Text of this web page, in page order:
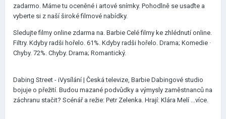
zadarmo. Máme tu oceněné i artové snímky. Pohodlně se usaďte a
vyberte si z naší široké filmové nabídky.
Sledujte filmy online zdarma na. Barbie Celé filmy ke zhlédnutí online.
Filtry. Kdyby radši hořelo. 61%. Kdyby radši hořelo. Drama; Komedie ·
Chyby. 72%. Chyby. Drama; Romantický.
Dabing Street - iVysílání | Česká televize, Barbie Dabingové studio
bojuje o přežití. Budou mazané podvůdky a výmysly zaměstnanců na
záchranu stačit? Scénář a režie: Petr Zelenka. Hrají: Klára Melí ...více.